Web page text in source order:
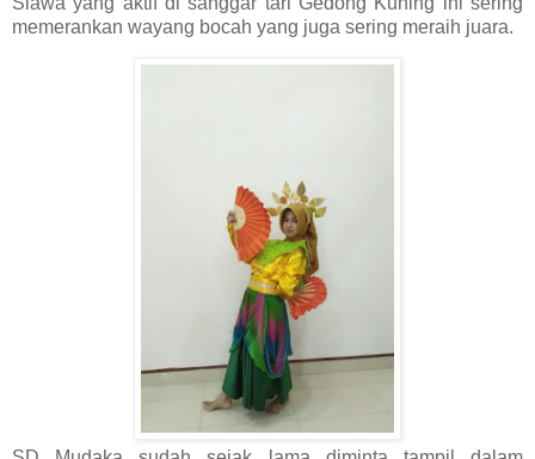
memerankan wayang bocah yang juga sering meraih juara.